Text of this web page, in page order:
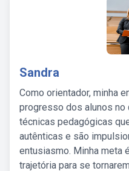
Sandra
Como orientador, minha
progresso dos alunos no
técnicas pedagógicas
autênticas e são
entusiasmo. Minha meta
trajetória para se